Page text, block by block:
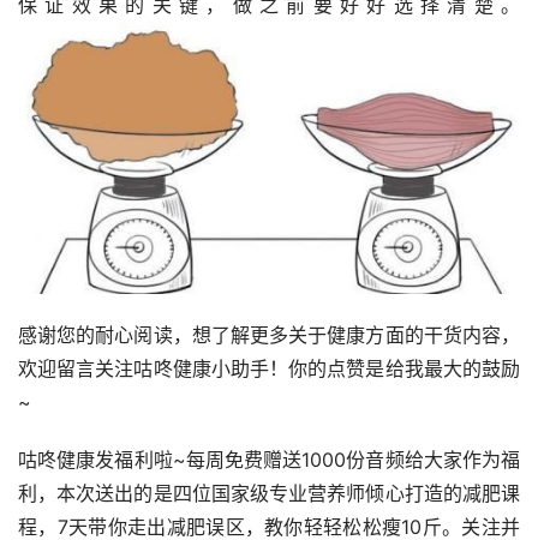
感谢您的耐心阅读，想了解更多关于健康方面的干货内容，
欢迎留言关注咕咚健康小助手！你的点赞是给我最大的鼓励
~
咕咚健康发福利啦~每周免费赠送1000份音频给大家作为福
利，本次送出的是四位国家级专业营养师倾心打造的减肥课
程，7天带你走出减肥误区，教你轻轻松松瘦10斤。关注并